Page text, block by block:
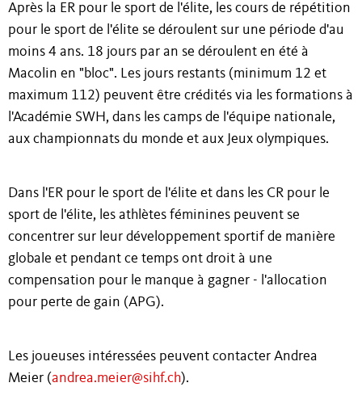
Après la ER pour le sport de l'élite, les cours de répétition
pour le sport de l'élite se déroulent sur une période d'au
moins 4 ans. 18 jours par an se déroulent en été à
Macolin en "bloc". Les jours restants (minimum 12 et
maximum 112) peuvent être crédités via les formations à
l'Académie SWH, dans les camps de l'équipe nationale,
aux championnats du monde et aux Jeux olympiques.
Dans l'ER pour le sport de l'élite et dans les CR pour le
sport de l'élite, les athlètes féminines peuvent se
concentrer sur leur développement sportif de manière
globale et pendant ce temps ont droit à une
compensation pour le manque à gagner - l'allocation
pour perte de gain (APG).
Les joueuses intéressées peuvent contacter Andrea
Meier (andrea.meier@sihf.ch).